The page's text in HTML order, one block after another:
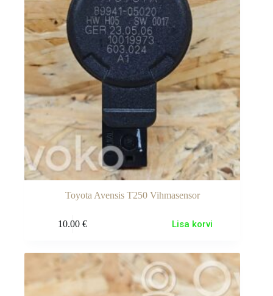
Toyota Avensis T250 Vihmasensor
10.00 € Lisa korvi